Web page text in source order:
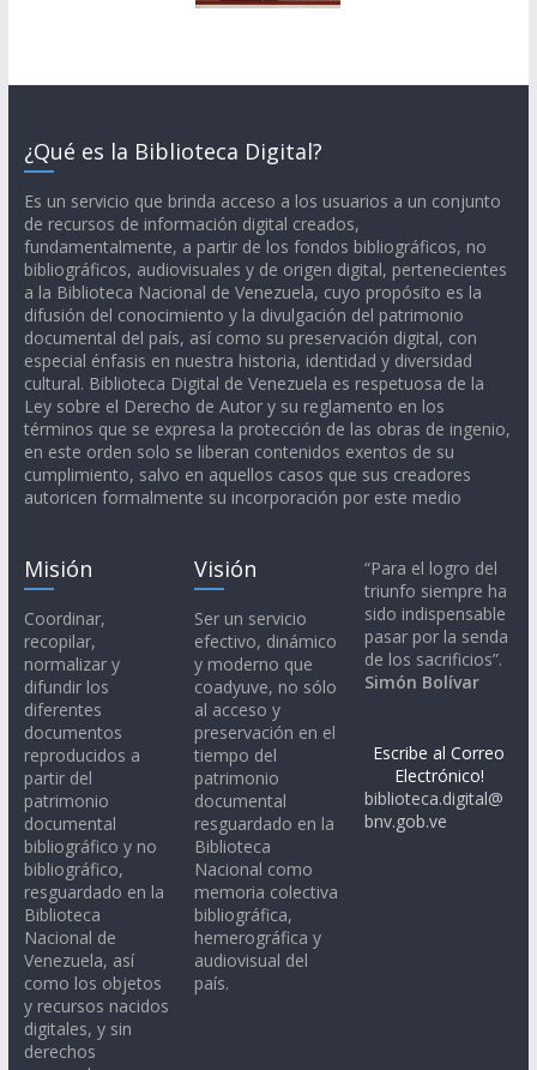
¿Qué es la Biblioteca Digital?
Es un servicio que brinda acceso a los usuarios a un conjunto
de recursos de información digital creados,
fundamentalmente, a partir de los fondos bibliográficos, no
bibliográficos, audiovisuales y de origen digital, pertenecientes
a la Biblioteca Nacional de Venezuela, cuyo propósito es la
difusión del conocimiento y la divulgación del patrimonio
documental del país, así como su preservación digital, con
especial énfasis en nuestra historia, identidad y diversidad
cultural. Biblioteca Digital de Venezuela es respetuosa de la
Ley sobre el Derecho de Autor y su reglamento en los
términos que se expresa la protección de las obras de ingenio,
en este orden solo se liberan contenidos exentos de su
cumplimiento, salvo en aquellos casos que sus creadores
autoricen formalmente su incorporación por este medio
Misión
Coordinar,
recopilar,
normalizar y
difundir los
diferentes
documentos
reproducidos a
partir del
patrimonio
documental
bibliográfico y no
bibliográfico,
resguardado en la
Biblioteca
Nacional de
Venezuela, así
como los objetos
y recursos nacidos
digitales, y sin
derechos
Visión
Ser un servicio
efectivo, dinámico
y moderno que
coadyuve, no sólo
al acceso y
preservación en el
tiempo del
patrimonio
documental
resguardado en la
Biblioteca
Nacional como
memoria colectiva
bibliográfica,
hemerográfica y
audiovisual del
país.
“Para el logro del
triunfo siempre ha
sido indispensable
pasar por la senda
de los sacrificios”.
Simón Bolívar
Escribe al Correo
Electrónico!
biblioteca.digital@
bnv.gob.ve